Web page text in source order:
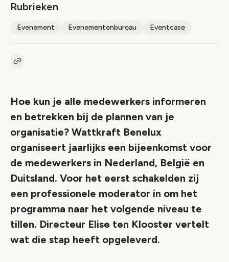
Rubrieken
Evenement Evenementenbureau Eventcase
Kopieer link naar artikel
Hoe kun je alle medewerkers informeren
en betrekken bij de plannen van je
organisatie? Wattkraft Benelux
organiseert jaarlijks een bijeenkomst voor
de medewerkers in Nederland, België en
Duitsland. Voor het eerst schakelden zij
een professionele moderator in om het
programma naar het volgende niveau te
tillen. Directeur Elise ten Klooster vertelt
wat die stap heeft opgeleverd.